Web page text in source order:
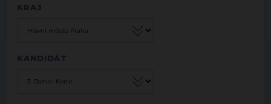
KRAJ
KANDIDÁT